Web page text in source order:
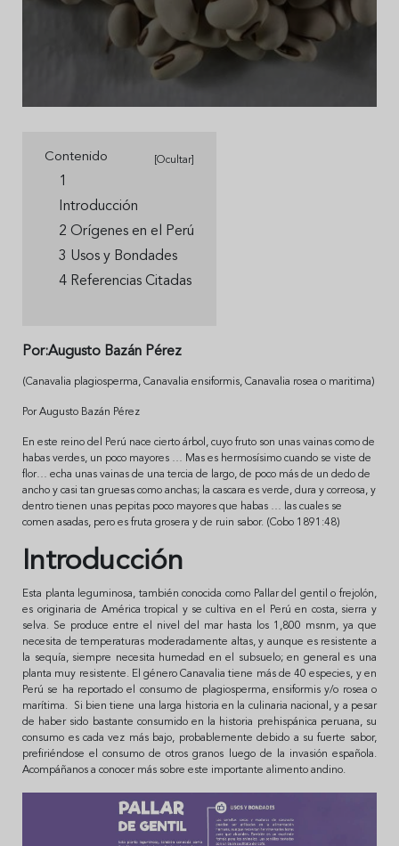
Contenido [Ocultar]
1
Introducción
2 Orígenes en el Perú
3 Usos y Bondades
4 Referencias Citadas
Por:Augusto Bazán Pérez
(Canavalia plagiosperma, Canavalia ensiformis, Canavalia rosea o maritima)
Por Augusto Bazán Pérez
En este reino del Perú nace cierto árbol, cuyo fruto son unas vainas como de
habas verdes, un poco mayores … Mas es hermosísimo cuando se viste de
flor… echa unas vainas de una tercia de largo, de poco más de un dedo de
ancho y casi tan gruesas como anchas; la cascara es verde, dura y correosa, y
dentro tienen unas pepitas poco mayores que habas … las cuales se
comen asadas, pero es fruta grosera y de ruin sabor. (Cobo 1891:48)
Introducción
Esta planta leguminosa, también conocida como Pallar del gentil o frejolón,
es originaria de América tropical y se cultiva en el Perú en costa, sierra y
selva. Se produce entre el nivel del mar hasta los 1,800 msnm, ya que
necesita de temperaturas moderadamente altas, y aunque es resistente a
la sequía, siempre necesita humedad en el subsuelo; en general es una
planta muy resistente. El género Canavalia tiene más de 40 especies, y en
Perú se ha reportado el consumo de plagiosperma, ensiformis y/o rosea o
marítima.
Si bien tiene una larga historia en la culinaria nacional, y a pesar
de haber sido bastante consumido en la historia prehispánica peruana, su
consumo es cada vez más bajo, probablemente debido a su fuerte sabor,
prefiriéndose el consumo de otros granos luego de la invasión española.
Acompáñanos a conocer más sobre este importante alimento andino.